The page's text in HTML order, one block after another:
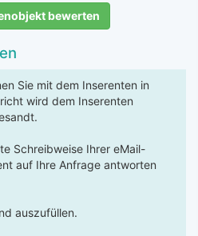
bewerten
Sie mit dem Inserenten in
wird dem Inserenten
Schreibweise Ihrer eMail-
auf Ihre Anfrage antworten
auszufüllen.